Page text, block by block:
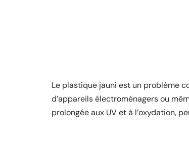
Le plastique jauni est un problème
d’appareils électroménagers ou
prolongée aux UV et à l’oxydation,